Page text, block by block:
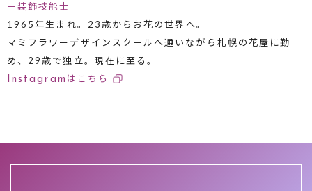
ー装飾技能士
1965年生まれ。23歳からお花の世界へ。
マミフラワーデザインスクールへ通いながら札幌の花屋に勤
め、29歳で独立。現在に至る。
Instagram はこちら